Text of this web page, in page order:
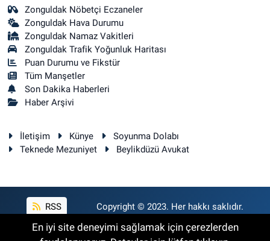
Zonguldak Nöbetçi Eczaneler
Zonguldak Hava Durumu
Zonguldak Namaz Vakitleri
Zonguldak Trafik Yoğunluk Haritası
Puan Durumu ve Fikstür
Tüm Manşetler
Son Dakika Haberleri
Haber Arşivi
İletişim Künye
Soyunma Dolabı
Teknede Mezuniyet
Beylikdüzü Avukat
RSS Copyright © 2023. Her hakkı saklıdır.
En iyi site deneyimi sağlamak için çerezlerden